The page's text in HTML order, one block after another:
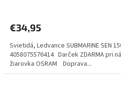
€34,95
Svietidá, Ledvance SUBMARINE SEN
4058075576414 Darček ZDARMA pri
žiarovka OSRAM Doprava...